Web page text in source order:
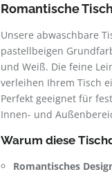
Romantische
Unsere abwaschbare
pastellbeigen
und Weiß. Die feine
verleihen Ihrem Tisch
Perfekt geeignet für
Innen- und
Warum diese
Romantisches